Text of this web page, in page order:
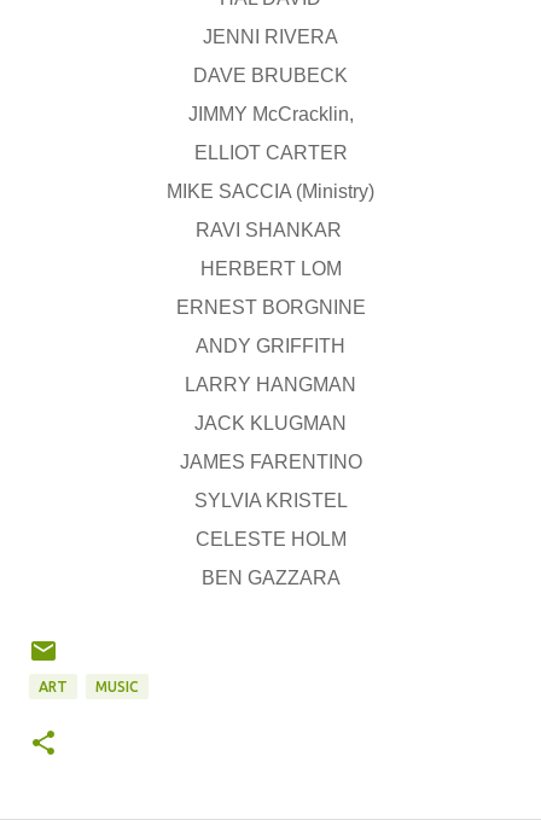
JENNI RIVERA
DAVE BRUBECK
JIMMY McCracklin,
ELLIOT CARTER
MIKE SACCIA (Ministry)
RAVI SHANKAR
ΗΕRBERT LOM
ERNEST BORGNINE
ANDY GRIFFITH
LARRY HANGMAN
JACK KLUGMAN
JAMES FARENTINO
SYLVIA KRISTEL
CELESTE HOLM
BEN GAZZARA
ART MUSIC